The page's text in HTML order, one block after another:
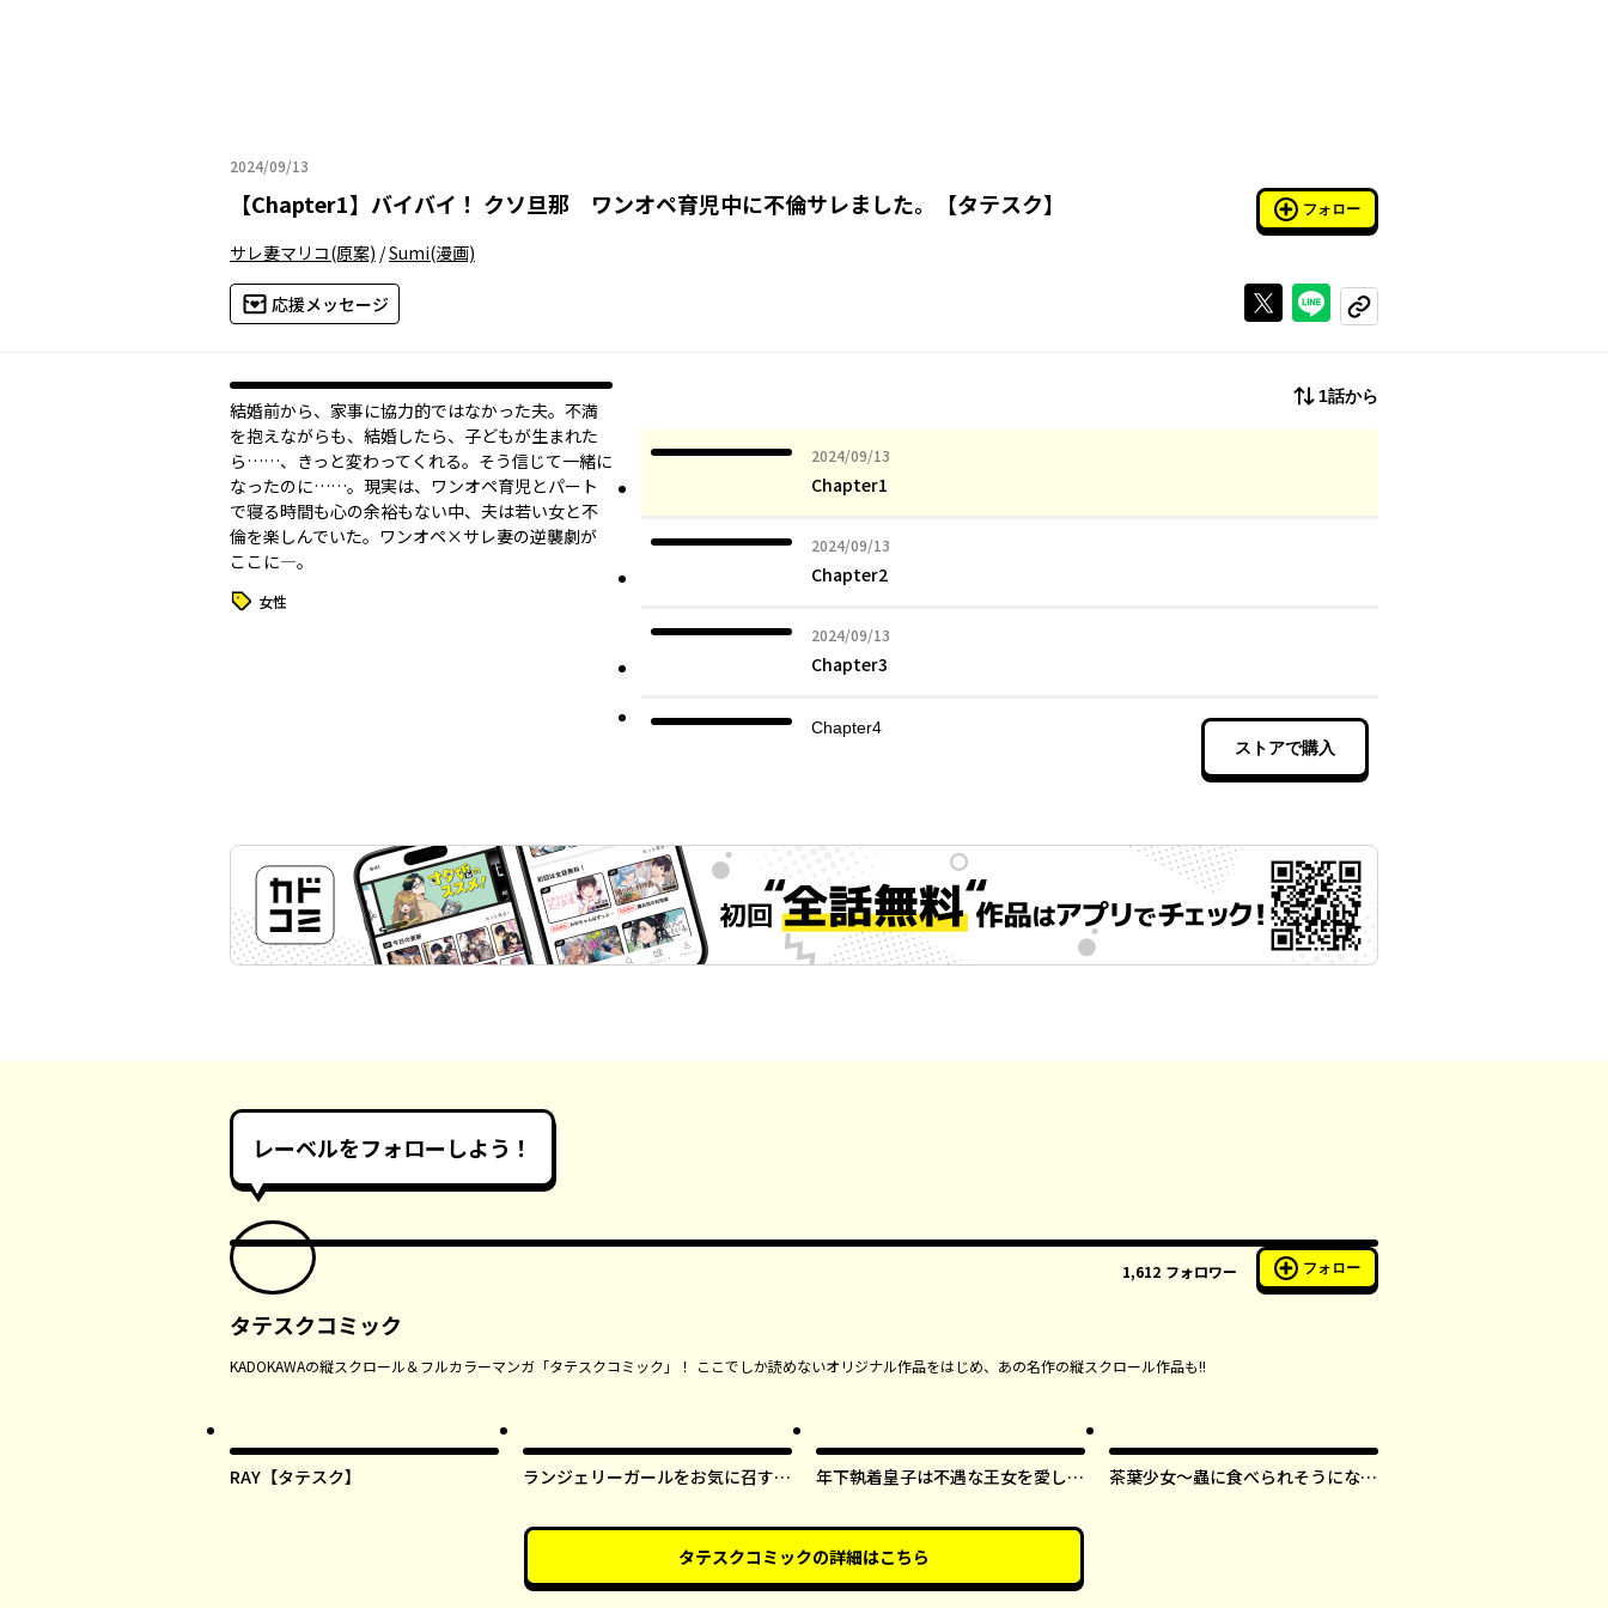
2024/09/13
2024年09月13日
【Chapter1】 バイバイ！ クソ旦那 ワンオペ育児中に不倫サレました。【タテスク】 フォロー
サレ妻マリコ(原案) /Sumi(漫画)
応援メッセージ Xで投稿するラインでシェアする
コピーする
結婚前から、家事に協力的ではなかった夫。不満
を抱えながらも、結婚したら、子どもが生まれた
ら……、きっと変わってくれる。そう信じて一緒に
なったのに……。現実は、ワンオペ育児とパート
で寝る時間も心の余裕もない中、夫は若い女と不
倫を楽しんでいた。ワンオペ×サレ妻の逆襲劇が
ここに—。
タグ 女性
1話から
2024/09/13
2024年09月13日
Chapter1
2024/09/13
2024年09月13日
Chapter2
2024/09/13
2024年09月13日
Chapter3
Chapter4
ストアで購入
レーベルをフォローしよう！
1,612 フォロワー フォロー
タテスクコミック
KADOKAWAの縦スクロール＆フルカラーマンガ「タテスクコミック」！ ここでしか読めないオリジナル作品をはじめ、あの名作の縦スクロール作品も!!
RAY【タテスク】
ランジェリーガールをお気に召すま
年下執着皇子は不遇な王女を愛しす
茶葉少女～蟲に食べられそうになっ
タテスクコミックの詳細はこちら